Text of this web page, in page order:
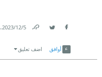
5‏/12‏/2023
.
أوافق اضف تعليق